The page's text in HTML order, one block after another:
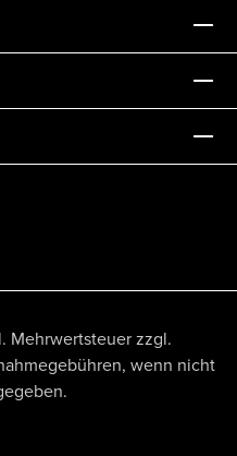
Mehrwertsteuer zzgl.
wenn nicht